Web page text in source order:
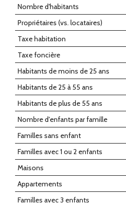
Nombre d'habitants
Propriétaires (vs. locataires)
Taxe habitation
Taxe foncière
Habitants de moins de 25 ans
Habitants de 25 à 55 ans
Habitants de plus de 55 ans
Nombre d'enfants par famille
Familles sans enfant
Familles avec 1 ou 2 enfants
Maisons
Appartements
Familles avec 3 enfants